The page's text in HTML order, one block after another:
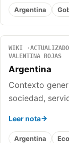
Argentina
WIKI
VALENTINA ROJAS
Argentina
Contexto
sociedad,
Leer nota
Argentina